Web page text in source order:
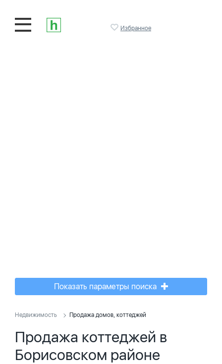
Избранное
Показать параметры поиска
Недвижимость Продажа домов, коттеджей
Продажа коттеджей в
Борисовском районе